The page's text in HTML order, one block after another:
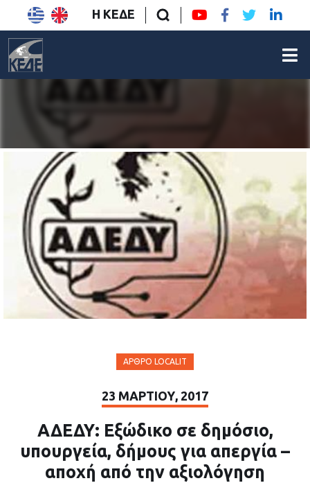
Η ΚΕΔΕ
ΆΡΘΡΟ LOCALIT
23 ΜΑΡΤΊΟΥ, 2017
ΑΔΕΔΥ: Εξώδικο σε δημόσιο,
υπουργεία, δήμους για απεργία –
αποχή από την αξιολόγηση